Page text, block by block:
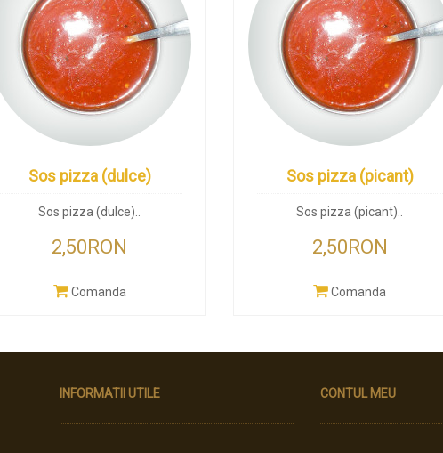
Sos pizza (dulce)
Sos pizza (dulce)..
2,50RON
Comanda
Sos pizza (picant)
Sos pizza (picant)..
2,50RON
Comanda
INFORMATII UTILE CONTUL MEU